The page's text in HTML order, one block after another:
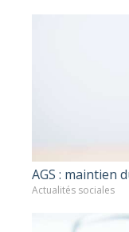
AGS : maintien
Actualités sociales